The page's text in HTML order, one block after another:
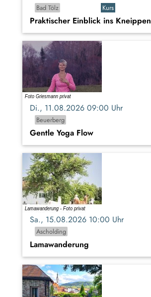
Bad Tölz
Kurs
Praktischer Einblick ins Kneippen
Di., 11.08.2026 09:00 Uhr
Beuerberg
Gentle Yoga Flow
Sa., 15.08.2026 10:00 Uhr
Ascholding
Lamawanderung